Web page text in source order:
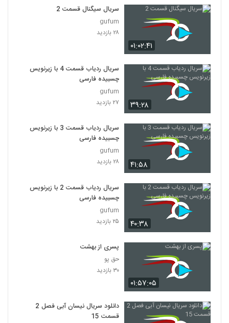
۰۱:۰۲:۴۱
سریال سیگنال قسمت 2
gufum
۲۸ بازدید
۳۹:۲۸
سریال ردیاب قسمت 4 با زیرنویس
چسبیده فارسی
gufum
۲۷ بازدید
۴۱:۵۸
سریال ردیاب قسمت 3 با زیرنویس
چسبیده فارسی
gufum
۲۸ بازدید
۴۰:۳۸
سریال ردیاب قسمت 2 با زیرنویس
چسبیده فارسی
gufum
۲۵ بازدید
۰۱:۵۷:۰۵
پسری از بهشت
حق پو
۳۰ بازدید
دانلود سریال نیسان آبی فصل 2
قسمت 15